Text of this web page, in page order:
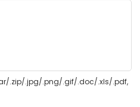
.zip/.jpg/.png/.gif/.doc/.xls/.pdf,